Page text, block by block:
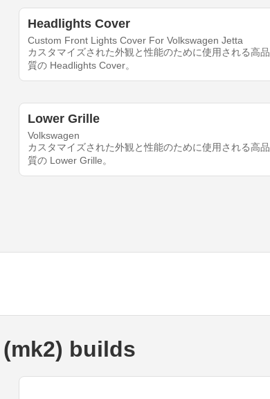
Headlights Cover
Custom Front Lights Cover For Volkswagen Jetta
カスタマイズされた外観と性能のために使用される高品
質の Headlights Cover。
Lower Grille
Volkswagen
カスタマイズされた外観と性能のために使用される高品
質の Lower Grille。
builds